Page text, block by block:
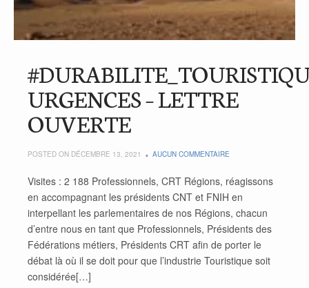
URGENCES – LETTRE
OUVERTE
POSTED ON DÉCEMBRE 13, 2021 AUCUN COMMENTAIRE
Visites : 2 188 Professionnels, CRT Régions, réagissons
en accompagnant les présidents CNT et FNIH en
interpellant les parlementaires de nos Régions, chacun
d’entre nous en tant que Professionnels, Présidents des
Fédérations métiers, Présidents CRT afin de porter le
débat là où il se doit pour que l’industrie Touristique soit
considérée[…]